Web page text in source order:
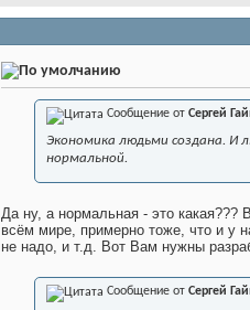
Сообщение от Сергей
Экономика людьми создана. И
нормальной.
Да ну, а нормальная - это
всём мире, примерно тоже, что и у
не надо, и т.д. Вот Вам нужны
Сообщение от Сергей